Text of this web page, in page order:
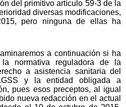
del primitivo artículo 59-3 de la
diversas modificaciones,
pero ninguna de ellas ha
a continuación si ha
la normativa reguladora de la
a asistencia sanitaria del
y la entidad obligada a
pues esos preceptos, al igual
nueva redacción en el actual